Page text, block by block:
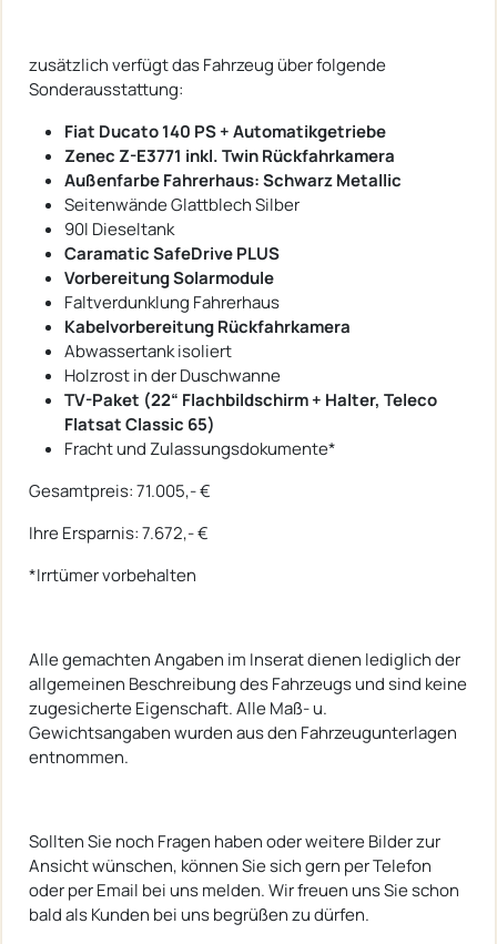
zusätzlich verfügt das Fahrzeug über folgende
Sonderausstattung:
Fiat Ducato 140 PS + Automatikgetriebe
Zenec Z-E3771 inkl. Twin Rückfahrkamera
Außenfarbe Fahrerhaus: Schwarz Metallic
Seitenwände Glattblech Silber
90l Dieseltank
Caramatic SafeDrive PLUS
Vorbereitung Solarmodule
Faltverdunklung Fahrerhaus
Kabelvorbereitung Rückfahrkamera
Abwassertank isoliert
Holzrost in der Duschwanne
TV-Paket (22“ Flachbildschirm + Halter, Teleco
Flatsat Classic 65)
Fracht und Zulassungsdokumente*
Gesamtpreis: 71.005,- €
Ihre Ersparnis: 7.672,- €
*Irrtümer vorbehalten
Alle gemachten Angaben im Inserat dienen lediglich der
allgemeinen Beschreibung des Fahrzeugs und sind keine
zugesicherte Eigenschaft. Alle Maß- u.
Gewichtsangaben wurden aus den Fahrzeugunterlagen
entnommen.
Sollten Sie noch Fragen haben oder weitere Bilder zur
Ansicht wünschen, können Sie sich gern per Telefon
oder per Email bei uns melden. Wir freuen uns Sie schon
bald als Kunden bei uns begrüßen zu dürfen.